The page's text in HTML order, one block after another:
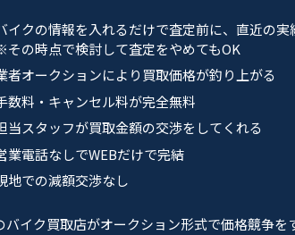
イクの情報を入れるだけで査定前に、直近の実
その時点で検討して査定をやめてもOK
者オークションにより買取価格が釣り上がる
数料・キャンセル料が完全無料
当スタッフが買取金額の交渉をしてくれる
業電話なしでWEBだけで完結
地での減額交渉なし
バイク買取店がオークション形式で価格競争